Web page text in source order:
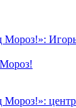
Мороз!»: